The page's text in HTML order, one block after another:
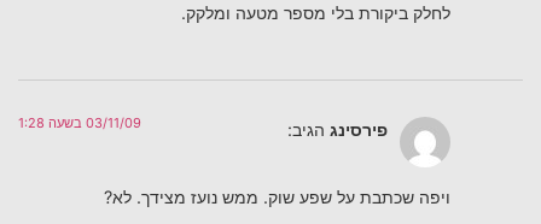
לחלק ביקורת בלי מספר מטעה ומלקק.
פירסינג הגיב: 03/11/09 בשעה 1:28
ויפה שכתבת על שפע שוק. ממש נועז מצידך. לא?